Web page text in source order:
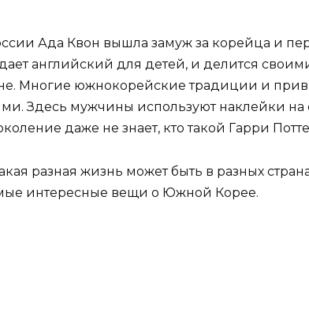
Ада Квон вышла замуж за корейца и
английский для детей, и делится
Многие южнокорейские традиции и
Здесь мужчины используют наклейки на
даже не знает, кто такой Гарри
разная жизнь может быть в разных
интересные вещи о Южной Корее.